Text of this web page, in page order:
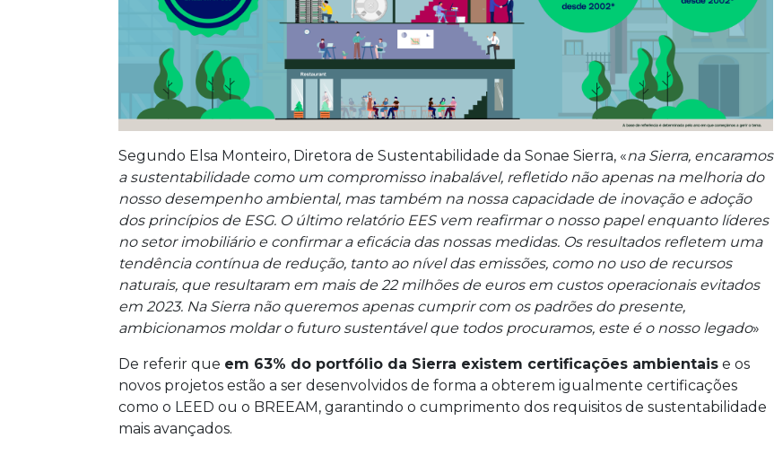
Segundo Elsa Monteiro, Diretora de Sustentabilidade da Sonae Sierra, «na Sierra, encaramos
a sustentabilidade como um compromisso inabalável, refletido não apenas na melhoria do
nosso desempenho ambiental, mas também na nossa capacidade de inovação e adoção
dos princípios de ESG. O último relatório EES vem reafirmar o nosso papel enquanto líderes
no setor imobiliário e confirmar a eficácia das nossas medidas. Os resultados refletem uma
tendência contínua de redução, tanto ao nível das emissões, como no uso de recursos
naturais, que resultaram em mais de 22 milhões de euros em custos operacionais evitados
em 2023. Na Sierra não queremos apenas cumprir com os padrões do presente,
ambicionamos moldar o futuro sustentável que todos procuramos, este é o nosso legado»
De referir que em 63% do portfólio da Sierra existem certificações ambientais e os
novos projetos estão a ser desenvolvidos de forma a obterem igualmente certificações
como o LEED ou o BREEAM, garantindo o cumprimento dos requisitos de sustentabilidade
mais avançados.